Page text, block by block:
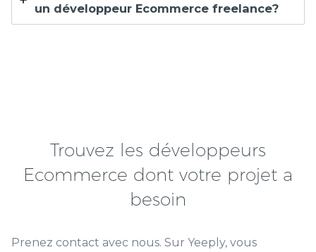
un développeur Ecommerce freelance?
Trouvez les développeurs
Ecommerce dont votre projet a
besoin
Prenez contact avec nous. Sur Yeeply, vous